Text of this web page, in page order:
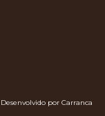
por Carranca